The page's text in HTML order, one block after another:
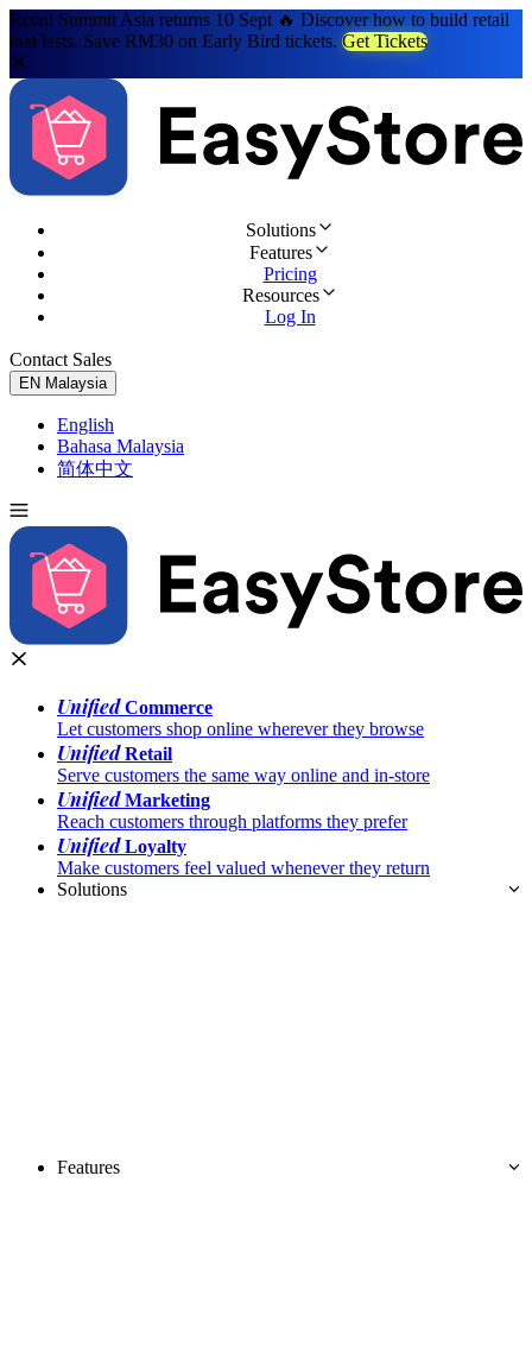
Retail Summit Asia returns 10 Sept 🔥 Discover how to build retail
that lasts. Save RM30 on Early Bird tickets. Get Tickets
Solutions
Features
Pricing
Resources
Log In
Contact Sales
EN Malaysia
English
Bahasa Malaysia
简体中文
UnifiedCommerce
Let customers shop online wherever they browse
UnifiedRetail
Serve customers the same way online and in-store
UnifiedMarketing
Reach customers through platforms they prefer
UnifiedLoyalty
Make customers feel valued whenever they return
Solutions
Features